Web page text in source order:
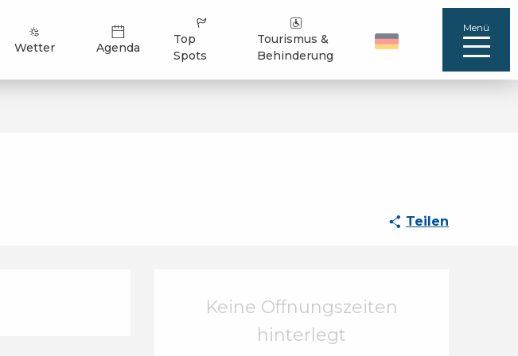
Wetter Agenda
Top
Spots
Tourismus &
Behinderung
Menü
Teilen
Öffnungszeiten &
Keine Öffnungszeiten
hinterlegt